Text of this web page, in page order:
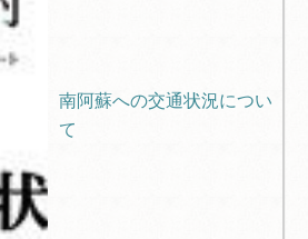
南阿蘇への交通状況につい
て